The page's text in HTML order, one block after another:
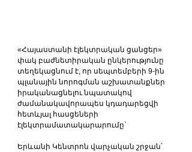
«Հայաստանի էլեկտրական ցանցեր»
փակ բաժնետիրական ընկերությունը
տեղեկացնում է, որ սեպտեմբերի 9-ին
պլանային նորոգման աշխատանքներ
իրականացնելու նպատակով
ժամանակավորապես կդադարեցվի
հետևյալ հասցեների
էլեկտրամատակարարումը`
Երևանի Կենտրոն վարչական շրջան՝